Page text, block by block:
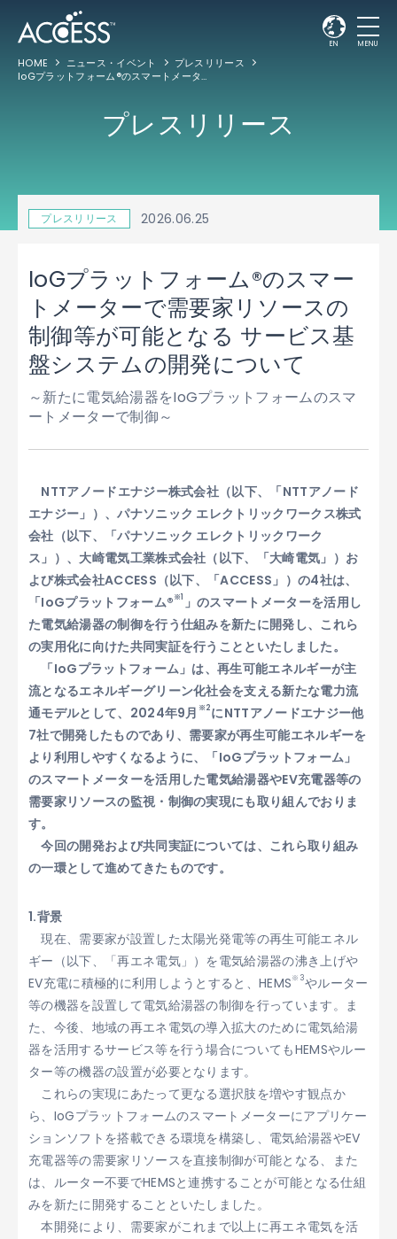
EN MENU
HOME ニュース・イベント
プレスリリース
IoGプラットフォーム®のスマートメーターで需要家リソースの制御等が可能となる サービス基盤システムの開発について
プレスリリース
プレスリリース 2026.06.25
IoGプラットフォーム®のスマー
トメーターで需要家リソースの
制御等が可能となる サービス基
盤システムの開発について
～新たに電気給湯器をIoGプラットフォームのスマ
ートメーターで制御～
NTTアノードエナジー株式会社（以下、「NTTアノード
エナジー」）、パナソニック エレクトリックワークス株式
会社（以下、「パナソニック エレクトリックワーク
ス」）、大崎電気工業株式会社（以下、「大崎電気」）お
よび株式会社ACCESS（以下、「ACCESS」）の4社は、
「IoGプラットフォーム®※1 」のスマートメーターを活用し
た電気給湯器の制御を行う仕組みを新たに開発し、これら
の実用化に向けた共同実証を行うことといたしました。
「IoGプラットフォーム」は、再生可能エネルギーが主
流となるエネルギーグリーン化社会を支える新たな電力流
通モデルとして、2024年9月 ※2にNTTアノードエナジー他
7社で開発したものであり、需要家が再生可能エネルギーを
より利用しやすくなるように、「IoGプラットフォーム」
のスマートメーターを活用した電気給湯器やEV充電器等の
需要家リソースの監視・制御の実現にも取り組んでおりま
す。
今回の開発および共同実証については、これら取り組み
の一環として進めてきたものです。
1.背景
現在、需要家が設置した太陽光発電等の再生可能エネル
ギー（以下、「再エネ電気」）を電気給湯器の沸き上げや
EV充電に積極的に利用しようとすると、HEMS※3やルーター
等の機器を設置して電気給湯器の制御を行っています。ま
た、今後、地域の再エネ電気の導入拡大のために電気給湯
器を活用するサービス等を行う場合についてもHEMSやルー
ター等の機器の設置が必要となります。
これらの実現にあたって更なる選択肢を増やす観点か
ら、IoGプラットフォームのスマートメーターにアプリケー
ションソフトを搭載できる環境を構築し、電気給湯器やEV
充電器等の需要家リソースを直接制御が可能となる、また
は、ルーター不要でHEMSと連携することが可能となる仕組
みを新たに開発することといたしました。
本開発により、需要家がこれまで以上に再エネ電気を活